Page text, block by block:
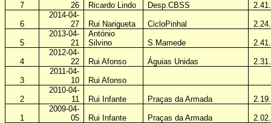
7
26
Ricardo Lindo
Desp.CBSS
6
2014-04-
27
Rui Narigueta CicloPinhal
5
2013-04-
21
António
Silvino
S.Mamede
4
2012-04-
22
Rui Afonso Águias Unidas
3
2011-04-
10
Rui Afonso
2
2010-04-
11
Rui Infante Praças da Armada
1
2009-04-
05
Rui Infante Praças da Armada